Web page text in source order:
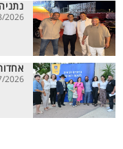
7/8/2026
29/7/2026